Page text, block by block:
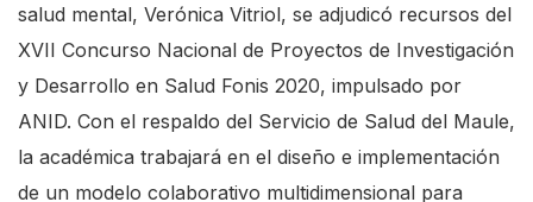
salud mental, Verónica Vitriol, se adjudicó recursos del
XVII Concurso Nacional de Proyectos de Investigación
y Desarrollo en Salud Fonis 2020, impulsado por
ANID. Con el respaldo del Servicio de Salud del Maule,
la académica trabajará en el diseño e implementación
de un modelo colaborativo multidimensional para